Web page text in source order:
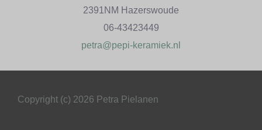
2391NM Hazerswoude
06-43423449
petra@pepi-keramiek.nl
Copyright (c) 2026 Petra Pielanen